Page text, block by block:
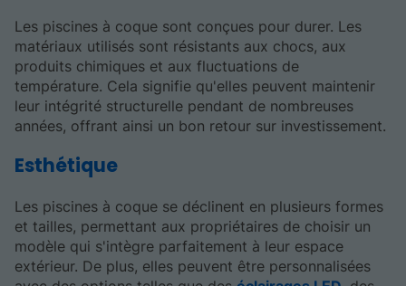
Les piscines à coque sont conçues pour durer. Les
matériaux utilisés sont résistants aux chocs, aux
produits chimiques et aux fluctuations de
température. Cela signifie qu'elles peuvent maintenir
leur intégrité structurelle pendant de nombreuses
années, offrant ainsi un bon retour sur investissement.
Esthétique
Les piscines à coque se déclinent en plusieurs formes
et tailles, permettant aux propriétaires de choisir un
modèle qui s'intègre parfaitement à leur espace
extérieur. De plus, elles peuvent être personnalisées